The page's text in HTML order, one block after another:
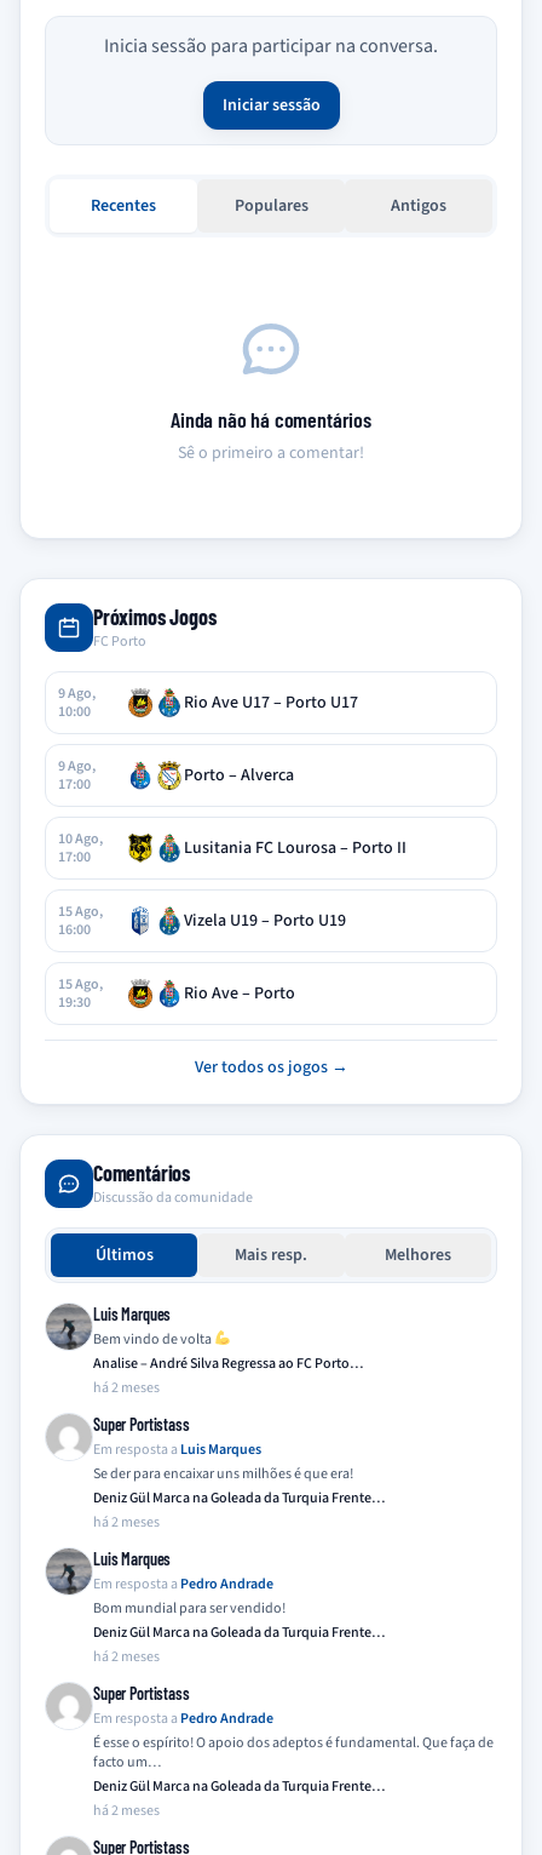
Inicia sessão para participar na conversa.
Iniciar sessão
Recentes Populares Antigos
Ainda não há comentários
Sê o primeiro a comentar!
Próximos Jogos
FC Porto
9 Ago,
10:00
Rio Ave U17 – Porto U17
9 Ago,
17:00
Porto – Alverca
10 Ago,
17:00
Lusitania FC Lourosa – Porto II
15 Ago,
16:00
Vizela U19 – Porto U19
15 Ago,
19:30
Rio Ave – Porto
Ver todos os jogos →
Comentários
Discussão da comunidade
Últimos Mais resp. Melhores
Luis Marques
Bem vindo de volta
Analise – André Silva Regressa ao FC Porto…
há 2 meses
Super Portistass
Em resposta a Luis Marques
Se der para encaixar uns milhões é que era!
Deniz Gül Marca na Goleada da Turquia Frente…
há 2 meses
Luis Marques
Em resposta a Pedro Andrade
Bom mundial para ser vendido!
Deniz Gül Marca na Goleada da Turquia Frente…
há 2 meses
Super Portistass
Em resposta a Pedro Andrade
É esse o espírito! O apoio dos adeptos é fundamental. Que faça de
facto um…
Deniz Gül Marca na Goleada da Turquia Frente…
há 2 meses
Super Portistass